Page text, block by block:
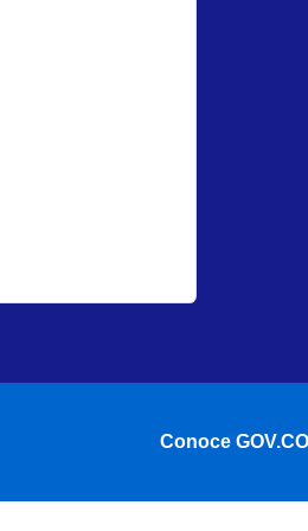
Conoce